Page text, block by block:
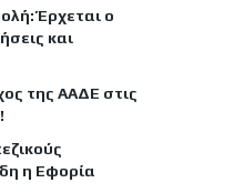
Έρχεται ο
και
της ΑΑΔΕ στις
η Εφορία